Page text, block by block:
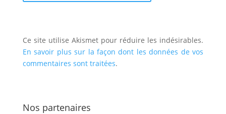
Ce site utilise Akismet pour réduire les indésirables.
En savoir plus sur la façon dont les données de vos
commentaires sont traitées.
Nos partenaires